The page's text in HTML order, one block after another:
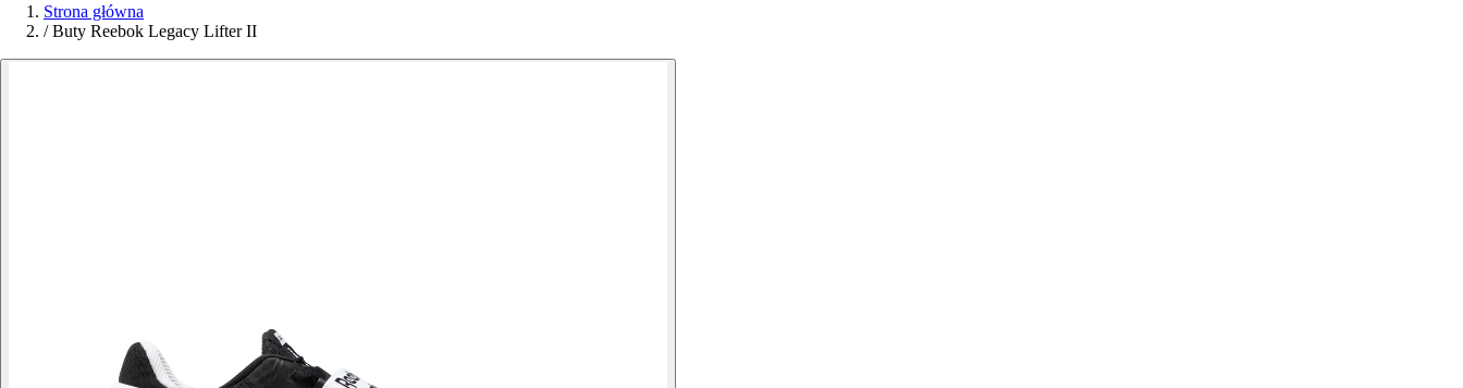
Strona główna
/ Buty Reebok Legacy Lifter II